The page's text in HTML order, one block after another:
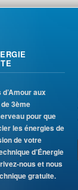
aux
3ème
pour que
les énergies de
de votre
d’Énergie
nous et nous
gratuite.